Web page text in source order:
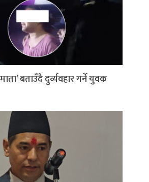
बताउँदै दुर्व्यवहार गर्ने युवक